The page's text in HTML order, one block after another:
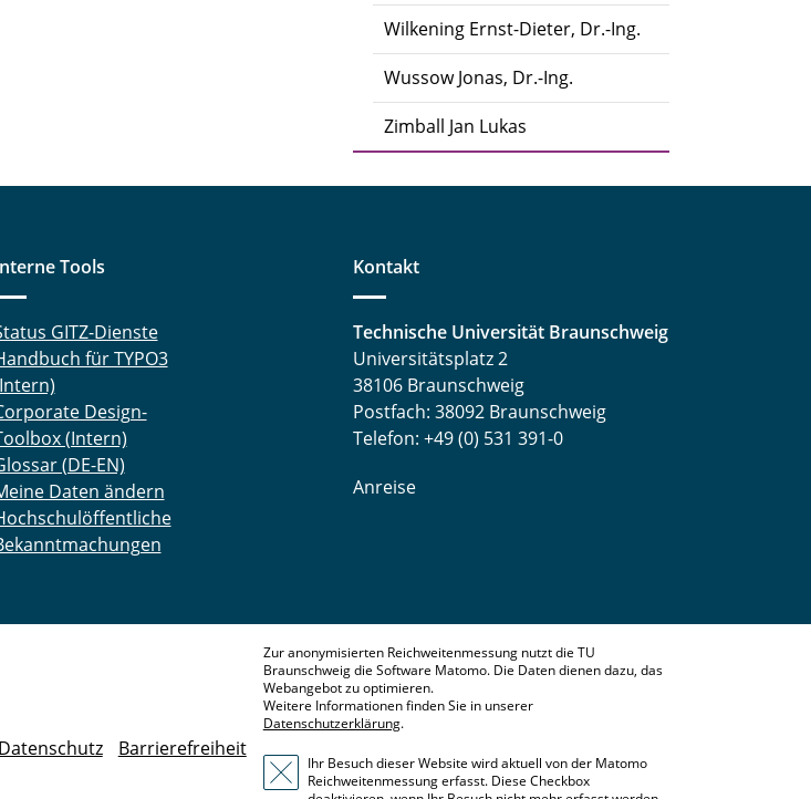
Wilkening Ernst-Dieter, Dr.-Ing.
Wussow Jonas, Dr.-Ing.
Zimball Jan Lukas
Tools
GITZ-Dienste
für TYPO3
Design-
(Intern)
(DE-EN)
Daten ändern
Kontakt
Technische Universität Braunschweig
Universitätsplatz 2
38106 Braunschweig
Postfach: 38092 Braunschweig
Telefon: +49 (0) 531 391-0
Anreise
Datenschutz Barrierefreiheit
Zur anonymisierten Reichweitenmessung nutzt die TU
Braunschweig die Software Matomo. Die Daten dienen dazu, das
Webangebot zu optimieren.
Weitere Informationen finden Sie in unserer
Datenschutzerklärung.
Ihr Besuch dieser Website wird aktuell von der Matomo
Reichweitenmessung erfasst. Diese Checkbox